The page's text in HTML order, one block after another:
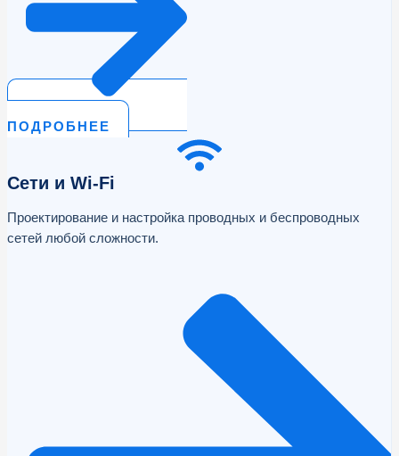
ПОДРОБНЕЕ
Сети и Wi‑Fi
Проектирование и настройка проводных и беспроводных
сетей любой сложности.